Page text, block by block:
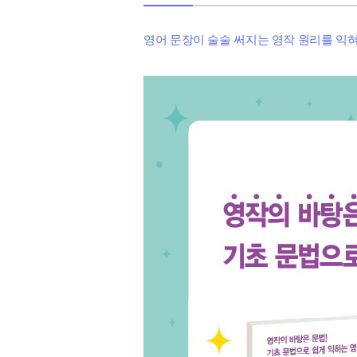
영어 문장이 술술 써지는 영작 원리를 익